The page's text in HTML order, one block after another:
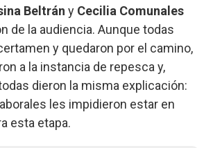
Beltrán y Cecilia Comunales
de la audiencia. Aunque todas
y quedaron por el camino,
a la instancia de repesca y,
dieron la misma explicación:
les impidieron estar en
esta etapa.